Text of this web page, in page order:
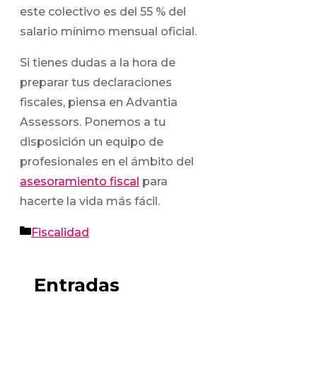
este colectivo es del 55 % del
salario mínimo mensual oficial.
Si tienes dudas a la hora de
preparar tus declaraciones
fiscales, piensa en Advantia
Assessors. Ponemos a tu
disposición un equipo de
profesionales en el ámbito del
asesoramiento fiscal para
hacerte la vida más fácil.
Categorías
Fiscalidad
Entradas